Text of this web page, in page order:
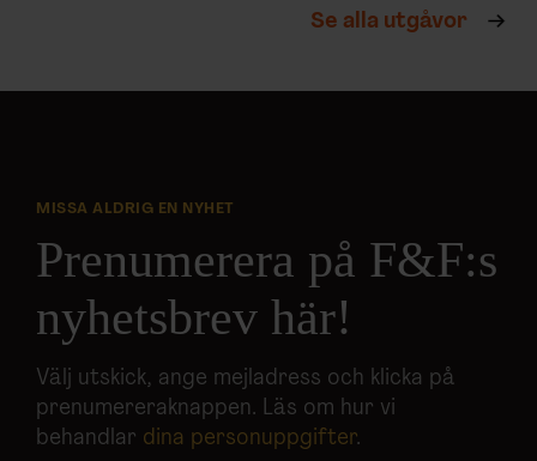
Se alla utgåvor
MISSA ALDRIG EN NYHET
Prenumerera på F&F:s
nyhetsbrev här!
Välj utskick, ange mejladress och klicka på
prenumereraknappen. Läs om hur vi
behandlar dina personuppgifter.